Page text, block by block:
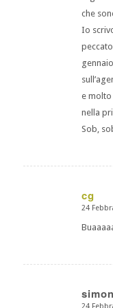
che
Io
e
nella
Sob,
cg
dice:
24